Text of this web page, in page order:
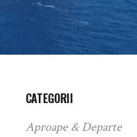
CATEGORII
Aproape & Departe